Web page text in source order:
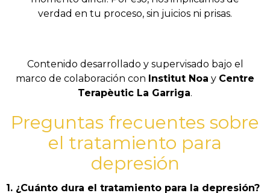
verdad en tu proceso, sin juicios ni prisas.
Contenido desarrollado y supervisado bajo el
marco de colaboración con Institut Noa y Centre
Terapèutic La Garriga.
Preguntas frecuentes sobre
el tratamiento para
depresión
1. ¿Cuánto dura el tratamiento para la depresión?